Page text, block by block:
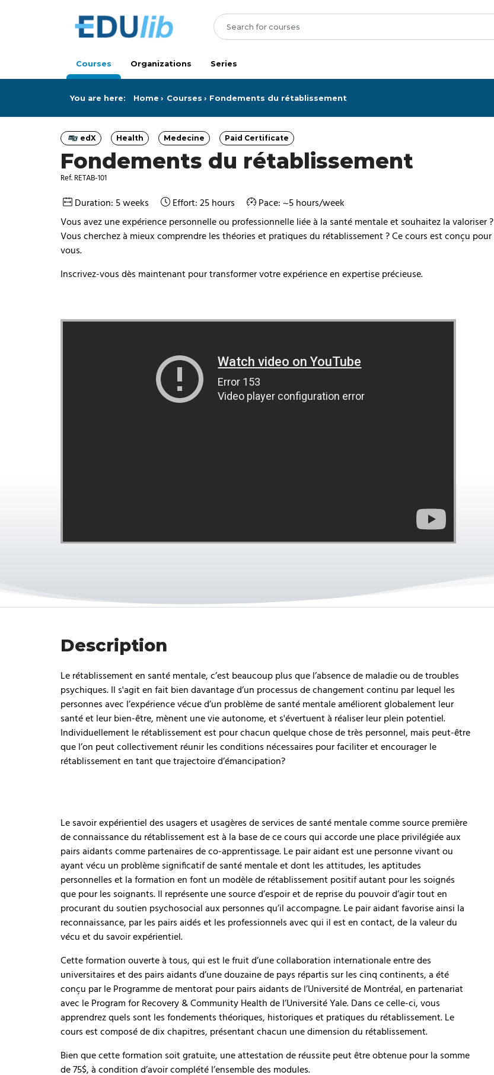
Courses Organizations Series
You are here: Home Courses Fondements du rétablissement
Fondements du rétablissement
Ref. RETAB-101
Category
edX Category
Health Category
Medecine Category
Paid Certificate
Duration: 5 weeks Effort: 25 hours
Pace: ~5 hours/week
Vous avez une expérience personnelle ou professionnelle liée à la santé mentale et souhaitez la valoriser ?
Vous cherchez à mieux comprendre les théories et pratiques du rétablissement ? Ce cours est conçu pour
vous.
Inscrivez-vous dès maintenant pour transformer votre expérience en expertise précieuse.
Description
Le rétablissement en santé mentale, c’est beaucoup plus que l’absence de maladie ou de troubles
psychiques. Il s'agit en fait bien davantage d’un processus de changement continu par lequel les
personnes avec l’expérience vécue d’un problème de santé mentale améliorent globalement leur
santé et leur bien-être, mènent une vie autonome, et s'évertuent à réaliser leur plein potentiel.
Individuellement le rétablissement est pour chacun quelque chose de très personnel, mais peut-être
que l’on peut collectivement réunir les conditions nécessaires pour faciliter et encourager le
rétablissement en tant que trajectoire d’émancipation?
Le savoir expérientiel des usagers et usagères de services de santé mentale comme source première
de connaissance du rétablissement est à la base de ce cours qui accorde une place privilégiée aux
pairs aidants comme partenaires de co-apprentissage. Le pair aidant est une personne vivant ou
ayant vécu un problème significatif de santé mentale et dont les attitudes, les aptitudes
personnelles et la formation en font un modèle de rétablissement positif autant pour les soignés
que pour les soignants. Il représente une source d’espoir et de reprise du pouvoir d’agir tout en
procurant du soutien psychosocial aux personnes qu’il accompagne. Le pair aidant favorise ainsi la
reconnaissance, par les pairs aidés et les professionnels avec qui il est en contact, de la valeur du
vécu et du savoir expérientiel.
Cette formation ouverte à tous, qui est le fruit d’une collaboration internationale entre des
universitaires et des pairs aidants d’une douzaine de pays répartis sur les cinq continents, a été
conçu par le Programme de mentorat pour pairs aidants de l’Université de Montréal, en partenariat
avec le Program for Recovery & Community Health de l’Université Yale. Dans ce celle-ci, vous
apprendrez quels sont les fondements théoriques, historiques et pratiques du rétablissement. Le
cours est composé de dix chapitres, présentant chacun une dimension du rétablissement.
Bien que cette formation soit gratuite, une attestation de réussite peut être obtenue pour la somme
de 75$, à condition d’avoir complété l’ensemble des modules.